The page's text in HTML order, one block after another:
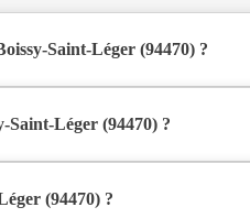
Saint-Léger (94470) ?
souhaitant vivre dans
Saint-Léger (94470) ?
quotidienne et d’un
(94470) ?